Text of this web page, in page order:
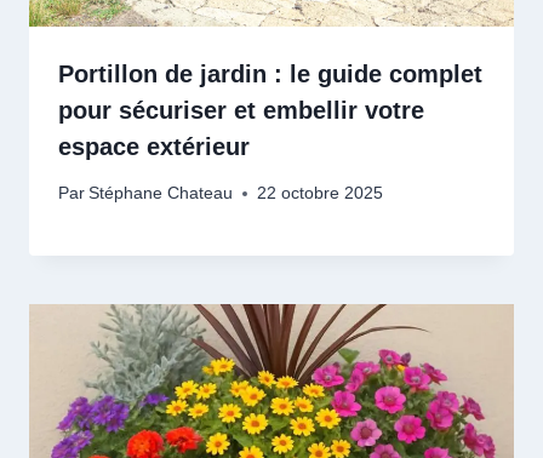
Portillon de jardin : le guide complet
pour sécuriser et embellir votre
espace extérieur
Par Stéphane Chateau 22 octobre 2025